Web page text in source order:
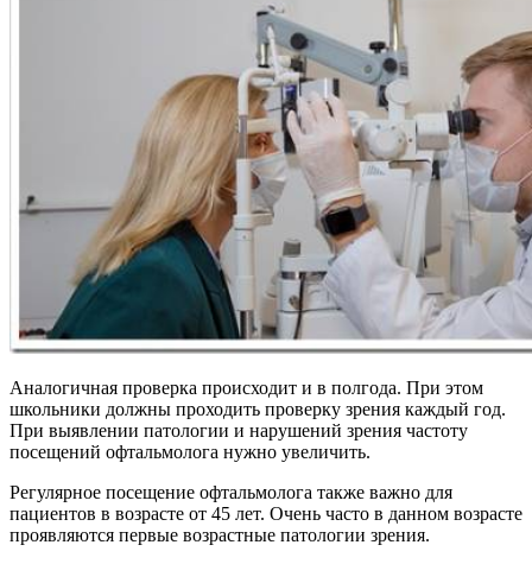
Аналогичная проверка происходит и в полгода. При этом
школьники должны проходить проверку зрения каждый год.
При выявлении патологии и нарушений зрения частоту
посещений офтальмолога нужно увеличить.
Регулярное посещение офтальмолога также важно для
пациентов в возрасте от 45 лет. Очень часто в данном возрасте
проявляются первые возрастные патологии зрения.